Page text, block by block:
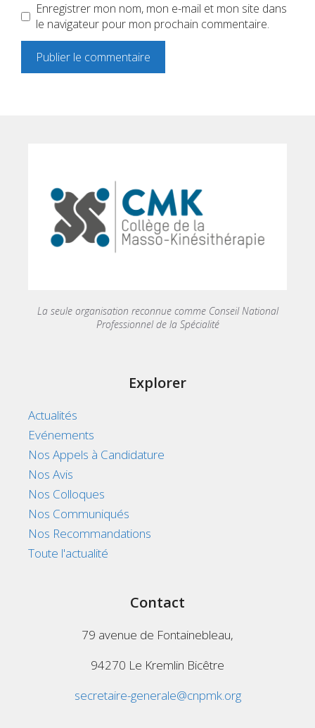
Enregistrer mon nom, mon e-mail et mon site dans
le navigateur pour mon prochain commentaire.
La seule organisation reconnue comme Conseil National
Professionnel de la Spécialité
Explorer
Actualités
Evénements
Nos Appels à Candidature
Nos Avis
Nos Colloques
Nos Communiqués
Nos Recommandations
Toute l'actualité
Contact
79 avenue de Fontainebleau,
94270 Le Kremlin Bicêtre
secretaire-generale@cnpmk.org